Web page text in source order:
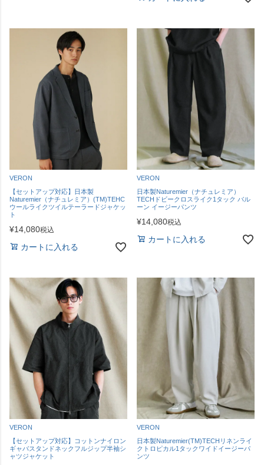
VERON
【セットアップ対応】日本製
Naturemier（ナチュレミア）(TM)TEHC
ウールライクツイルテーラードジャケッ
ト
¥14,080税込
カートに入れる
VERON
日本製Naturemier（ナチュレミア）
TECHドビークロスライク1タック バル
ーン イージーパンツ
¥14,080税込
カートに入れる
VERON
【セットアップ対応】コットンナイロン
ギャバスタンドネックフルジップ半袖シ
ャツジャケット
VERON
日本製Naturemier(TM)TECHリネンライ
クトロピカル1タックワイドイージーパ
ンツ